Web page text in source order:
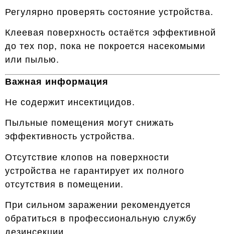
Регулярно проверять состояние устройства.
Клеевая поверхность остаётся эффективной
до тех пор, пока не покроется насекомыми
или пылью.
Важная информация
Не содержит инсектицидов.
Пыльные помещения могут снижать
эффективность устройства.
Отсутствие клопов на поверхности
устройства не гарантирует их полного
отсутствия в помещении.
При сильном заражении рекомендуется
обратиться в профессиональную службу